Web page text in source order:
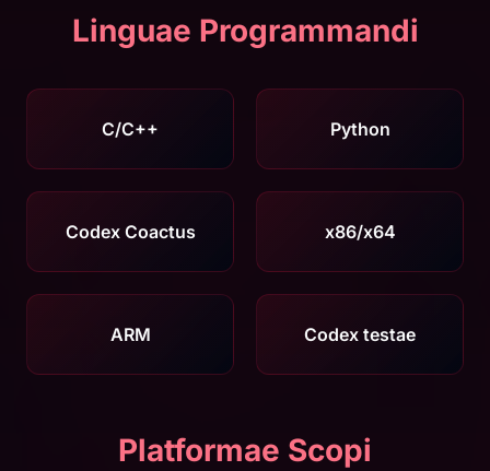
Linguae Programmandi
C/C++ Python
Codex Coactus x86/x64
ARM Codex testae
Platformae Scopi